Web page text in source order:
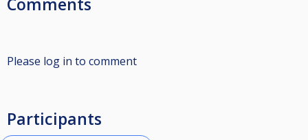
Please log in to comment
Participants